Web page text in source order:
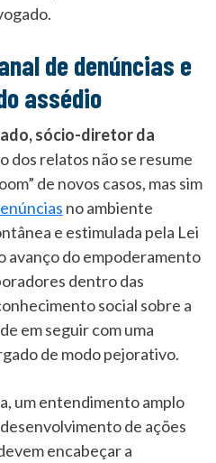
assédio
sócio-diretor da
dos relatos não se resume
de novos casos, mas sim
no ambiente
e estimulada pela Lei
avanço do empoderamento
dentro das
social sobre a
em seguir com uma
de modo pejorativo.
um entendimento amplo
de ações
encabeçar a